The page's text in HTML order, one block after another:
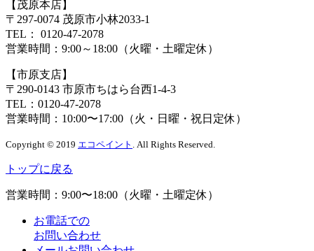
【茂原本店】
〒297-0074 茂原市小林2033-1
TEL：
0120-47-2078
営業時間： 9:00～18:00（火曜・土曜定休）
【市原支店】
〒290-0143 市原市ちはら台西1-4-3
TEL： 0120-47-2078
営業時間： 10:00〜17:00（火・日曜・祝日定休）
Copyright © 2019 エコペイント . All Rights Reserved.
トップに戻る
営業時間： 9:00〜18:00（火曜・土曜定休）
お電話での
お問い合わせ